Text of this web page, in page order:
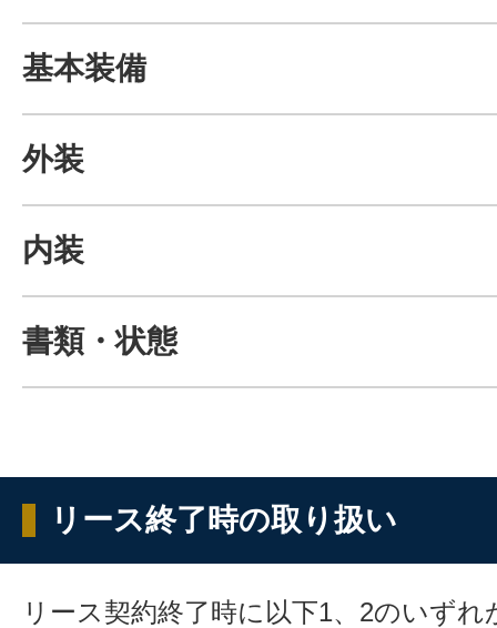
基本装備
外装
内装
書類・状態
リース終了時の取り扱い
リース契約終了時に以下1、2のいず